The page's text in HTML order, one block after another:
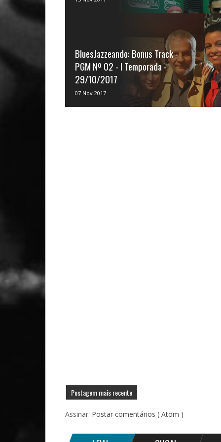
do BluesJazzeando O programa
BluesJazzeando é apresent...
BluesJazzeando: Bonus Track -
PGM Nº 02 - I Temporada -
29/10/2017
Vivi Campos é produtora e apresentadora
do BluesJazzeando O programa
BluesJazzeando é apresent...
07 Nov 2017
Postagem mais recente
Assinar: Postar comentários ( Atom )